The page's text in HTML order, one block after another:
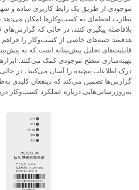
موجودی از طریق یک رابط کاربری ساده و
نظارت لحظه‌ای به کسب‌وکارها امکان می‌دهد
بلافاصله پیگیری کنند، در حالی که گزارش‌های
هدفمند جنبه‌های خاصی از کسب‌وکار را فراهم
قابلیت‌های تحلیل پیش‌بینانه است که به
بهینه‌سازی سطح موجودی کمک می‌کنند.
درک اطلاعات پیچیده را آسان می‌کنند، در
گزارش‌ها تضمین می‌کند که ذینفعان کلیدی
به‌روزرسانی‌هایی درباره عملکرد کسب‌وکار